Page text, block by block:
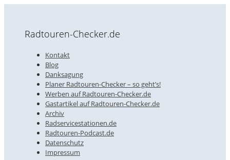
Radtouren-Checker.de
Kontakt
Blog
Danksagung
Planer Radtouren-Checker – so geht’s!
Werben auf Radtouren-Checker.de
Gastartikel auf Radtouren-Checker.de
Archiv
Radservicestationen.de
Radtouren-Podcast.de
Datenschutz
Impressum